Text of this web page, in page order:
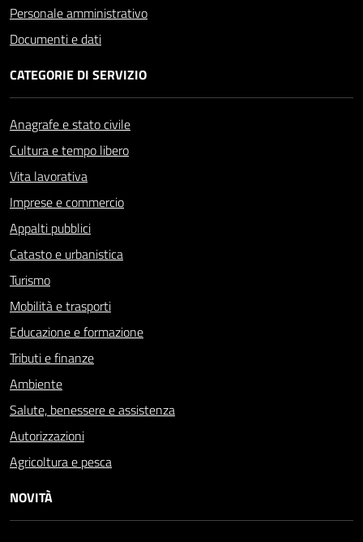
Personale amministrativo
Documenti e dati
CATEGORIE DI SERVIZIO
Anagrafe e stato civile
Cultura e tempo libero
Vita lavorativa
Imprese e commercio
Appalti pubblici
Catasto e urbanistica
Turismo
Mobilità e trasporti
Educazione e formazione
Tributi e finanze
Ambiente
Salute, benessere e assistenza
Autorizzazioni
Agricoltura e pesca
NOVITÀ